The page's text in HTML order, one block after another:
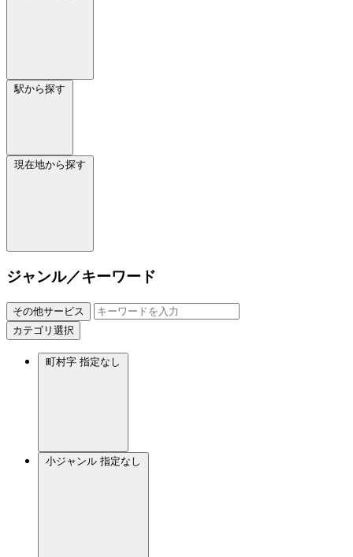
駅から探す
現在地から探す
ジャンル／キーワード
その他サービス
カテゴリ選択
町村字 指定なし
小ジャンル 指定なし